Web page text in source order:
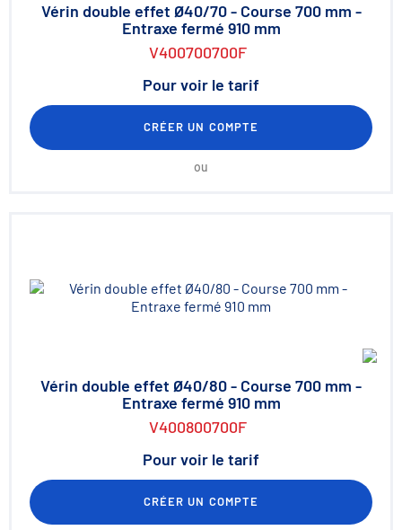
Vérin double effet Ø40/70 - Course 700 mm -
Entraxe fermé 910 mm
V400700700F
Pour voir le tarif
CRÉER UN COMPTE
ou
Vérin double effet Ø40/80 - Course 700 mm -
Entraxe fermé 910 mm
V400800700F
Pour voir le tarif
CRÉER UN COMPTE